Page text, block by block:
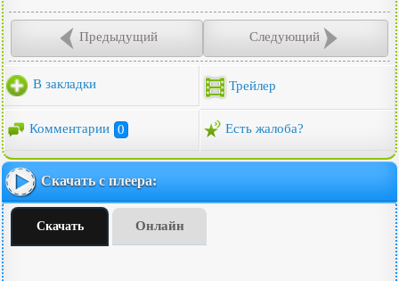
Предыдущий Следующий
В закладки Трейлер
Комментарии 0 Есть жалоба?
Скачать с плеера:
Скачать Онлайн